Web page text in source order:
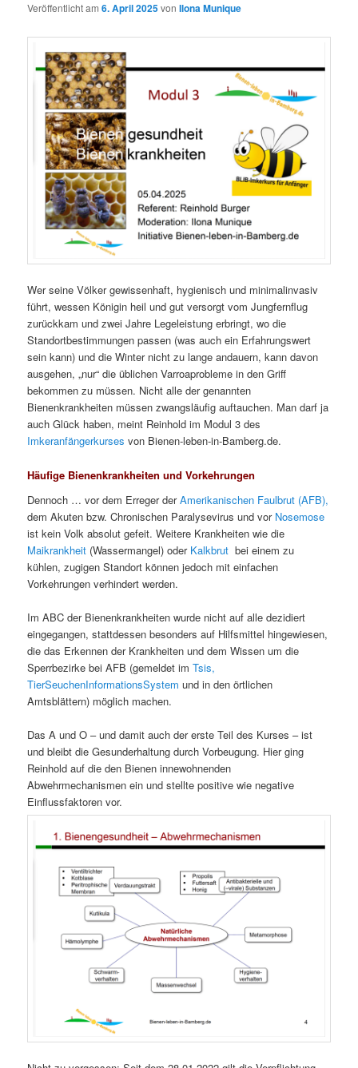
Veröffentlicht am6. April 2025vonIlona Munique
Wer seine Völker gewissenhaft, hygienisch und minimalinvasiv
führt, wessen Königin heil und gut versorgt vom Jungfernflug
zurückkam und zwei Jahre Legeleistung erbringt, wo die
Standortbestimmungen passen (was auch ein Erfahrungswert
sein kann) und die Winter nicht zu lange andauern, kann davon
ausgehen, „nur“ die üblichen Varroaprobleme in den Griff
bekommen zu müssen. Nicht alle der genannten
Bienenkrankheiten müssen zwangsläufig auftauchen. Man darf ja
auch Glück haben, meint Reinhold im Modul 3 des
Imkeranfängerkurses von Bienen-leben-in-Bamberg.de.
Häufige Bienenkrankheiten und Vorkehrungen
Dennoch … vor dem Erreger derAmerikanischen Faulbrut (AFB),
dem Akuten bzw. Chronischen Paralysevirus und vor Nosemose
ist kein Volk absolut gefeit. Weitere Krankheiten wie die
Maikrankheit (Wassermangel) oder Kalkbrut bei einem zu
kühlen, zugigen Standort können jedoch mit einfachen
Vorkehrungen verhindert werden.
Im ABC der Bienenkrankheiten wurde nicht auf alle dezidiert
eingegangen, stattdessen besonders auf Hilfsmittel hingewiesen,
die das Erkennen der Krankheiten und dem Wissen um die
Sperrbezirke bei AFB (gemeldet imTsis,
TierSeuchenInformationsSystem und in den örtlichen
Amtsblättern) möglich machen.
Das A und O – und damit auch der erste Teil des Kurses – ist
und bleibt die Gesunderhaltung durch Vorbeugung. Hier ging
Reinhold auf die den Bienen innewohnenden
Abwehrmechanismen ein und stellte positive wie negative
Einflussfaktoren vor.